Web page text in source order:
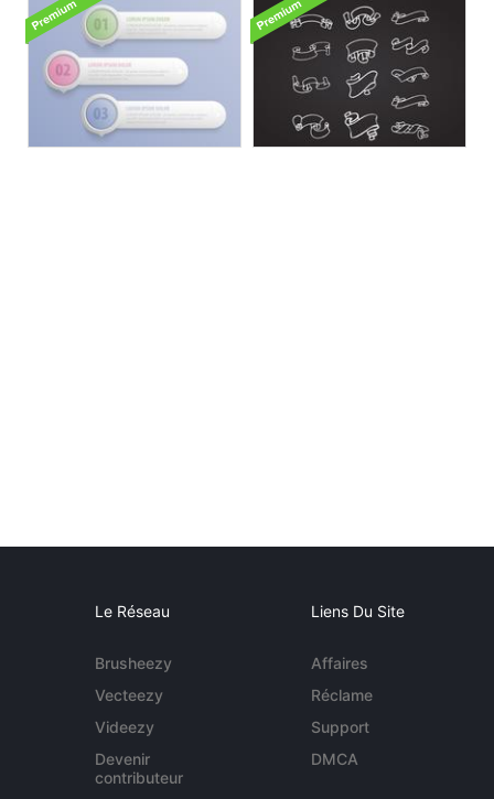
Le Réseau
Brusheezy
Vecteezy
Videezy
Devenir
contributeur
Liens Du Site
Affaires
Réclame
Support
DMCA